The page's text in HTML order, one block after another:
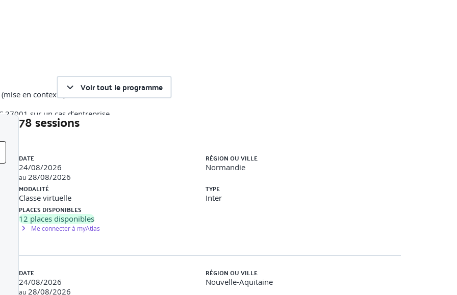
en contexte)
27001 sur un cas d’entreprise.
et responsabilités.
Voir tout le programme
78 sessions
DATE
24/08/2026
au 28/08/2026
RÉGION OU VILLE
Normandie
MODALITÉ
Classe virtuelle
TYPE
Inter
PLACES DISPONIBLES
12 places disponibles
Me connecter à myAtlas
DATE
24/08/2026
au 28/08/2026
RÉGION OU VILLE
Nouvelle-Aquitaine